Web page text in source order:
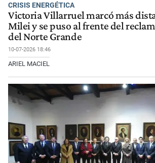
CRISIS ENERGÉTICA
Victoria Villarruel marcó más
Milei y se puso al frente del
del Norte Grande
10-07-2026 18:46
ARIEL MACIEL